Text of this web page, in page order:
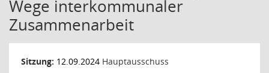
Wege interkommunaler
Zusammenarbeit
Sitzung: 12.09.2024 Hauptausschuss